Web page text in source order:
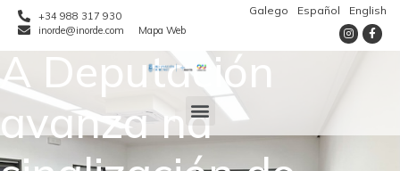
+34 988 317 930
inorde@inorde.com
Mapa Web
Galego Español English
A Deputación
avanza na